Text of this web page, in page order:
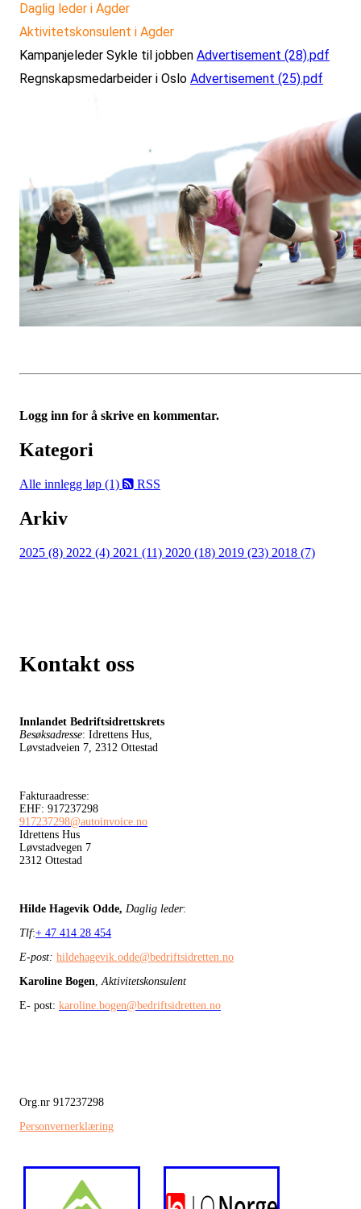
Daglig leder i Agder
Aktivitetskonsulent i Agder
Kampanjeleder Sykle til jobben Advertisement (28).pdf
Regnskapsmedarbeider i Oslo Advertisement (25).pdf
Logg inn for å skrive en kommentar.
Kategori
Alle innlegg løp (1) RSS
Arkiv
2025 (8) 2022 (4) 2021 (11) 2020 (18) 2019 (23) 2018 (7)
Kontakt oss
Innlandet Bedriftsidrettskrets
Besøksadresse: Idrettens Hus,
Løvstadveien 7, 2312 Ottestad
Fakturaadresse:
EHF: 917237298
917237298@autoinvoice.no
Idrettens Hus
Løvstadvegen 7
2312 Ottestad
Hilde Hagevik Odde, Daglig leder:
Tlf:+ 47 414 28 454
E-post: hildehagevik.odde@bedriftsidretten.no
Karoline Bogen,Aktivitetskonsulent
E- post: karoline.bogen@bedriftsidretten.no
Org.nr 917237298
Personvernerklæring